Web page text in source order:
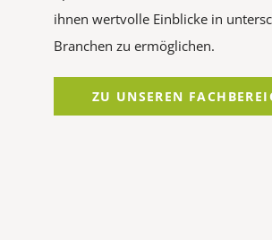
ihnen wertvolle Einblicke in
Branchen zu ermöglichen.
ZU UNSEREN